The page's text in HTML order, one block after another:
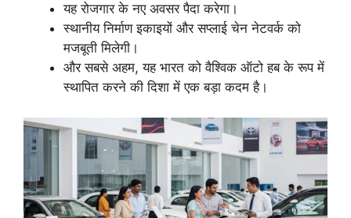
यह रोजगार के नए अवसर पैदा करेगा।
स्थानीय निर्माण इकाइयों और सप्लाई चेन नेटवर्क को
मजबूती मिलेगी।
और सबसे अहम, यह भारत को वैश्विक ऑटो हब के रूप में
स्थापित करने की दिशा में एक बड़ा कदम है।